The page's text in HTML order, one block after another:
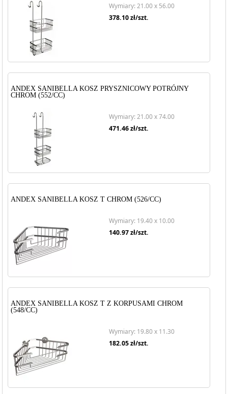
Wymiary: 21.00 x 56.00
378.10zł/szt.
ANDEX SANIBELLA KOSZ PRYSZNICOWY POTRÓJNY
CHROM (552/CC)
Wymiary: 21.00 x 74.00
471.46zł/szt.
ANDEX SANIBELLA KOSZ T CHROM (526/CC)
Wymiary: 19.40 x 10.00
140.97zł/szt.
ANDEX SANIBELLA KOSZ T Z KORPUSAMI CHROM
(548/CC)
Wymiary: 19.80 x 11.30
182.05zł/szt.